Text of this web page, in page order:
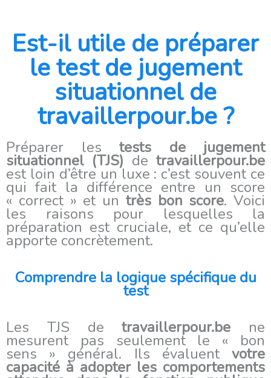
Est-il utile de préparer
le test de jugement
situationnel de
travaillerpour.be ?
Préparer les tests de jugement
situationnel (TJS) detravaillerpour.be
est loin d’être un luxe : c’est souvent ce
qui fait la différence entre un score
« correct » et un très bon score. Voici
les raisons pour lesquelles la
préparation est cruciale, et ce qu’elle
apporte concrètement.
Comprendre la logique spécifique du
test
Les TJS detravaillerpour.be ne
mesurent pas seulement le « bon
sens » général. Ils évaluent votre
capacité à adopter les comportements